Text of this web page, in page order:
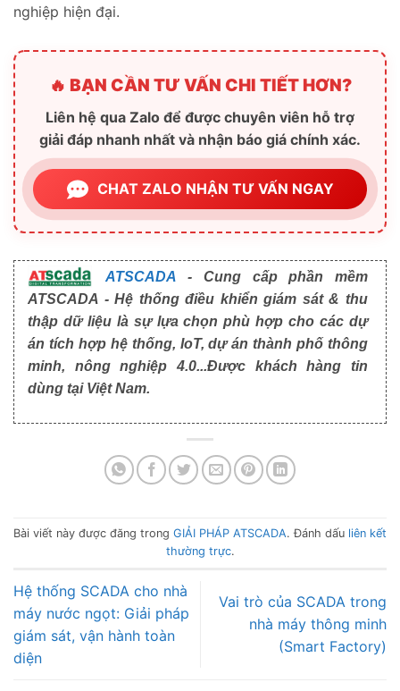
nghiệp hiện đại.
🔥 BẠN CẦN TƯ VẤN CHI TIẾT HƠN?
Liên hệ qua Zalo để được chuyên viên hỗ trợ
giải đáp nhanh nhất và nhận báo giá chính xác.
CHAT ZALO NHẬN TƯ VẤN NGAY
ATSCADA - Cung cấp phần mềm
ATSCADA - Hệ thống điều khiển giám sát & thu
thập dữ liệu là sự lựa chọn phù hợp cho các dự
án tích hợp hệ thống, IoT, dự án thành phố thông
minh, nông nghiệp 4.0...Được khách hàng tin
dùng tại Việt Nam.
Bài viết này được đăng trong GIẢI PHÁP ATSCADA. Đánh dấu liên kết
thường trực.
Hệ thống SCADA cho nhà
máy nước ngọt: Giải pháp
giám sát, vận hành toàn
diện
Vai trò của SCADA trong
nhà máy thông minh
(Smart Factory)